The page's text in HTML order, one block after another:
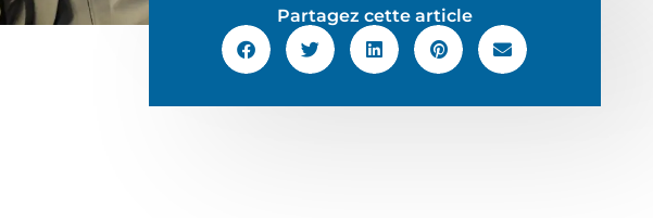
Partagez cette article